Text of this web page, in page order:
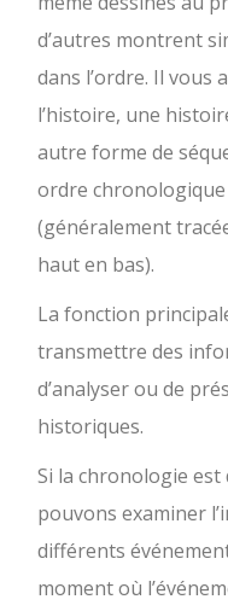
d’autres montrent
dans l’ordre. Il vous
l’histoire, une
autre forme de
ordre chronologique
(généralement
haut en bas).
La fonction
transmettre des
d’analyser ou de
historiques.
Si la chronologie est
pouvons examiner
différents
moment où